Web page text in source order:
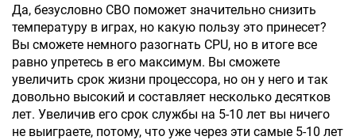
Да, безусловно СВО поможет значительно снизить
температуру в играх, но какую пользу это принесет?
Вы сможете немного разогнать CPU, но в итоге все
равно упретесь в его максимум. Вы сможете
увеличить срок жизни процессора, но он у него и так
довольно высокий и составляет несколько десятков
лет. Увеличив его срок службы на 5-10 лет вы ничего
не выиграете, потому, что уже через эти самые 5-10 лет